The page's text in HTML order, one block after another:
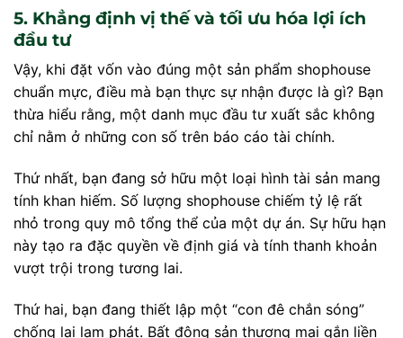
5. Khẳng định vị thế và tối ưu hóa lợi ích
đầu tư
Vậy, khi đặt vốn vào đúng một sản phẩm shophouse
chuẩn mực, điều mà bạn thực sự nhận được là gì? Bạn
thừa hiểu rằng, một danh mục đầu tư xuất sắc không
chỉ nằm ở những con số trên báo cáo tài chính.
Thứ nhất, bạn đang sở hữu một loại hình tài sản mang
tính khan hiếm. Số lượng shophouse chiếm tỷ lệ rất
nhỏ trong quy mô tổng thể của một dự án. Sự hữu hạn
này tạo ra đặc quyền về định giá và tính thanh khoản
vượt trội trong tương lai.
Thứ hai, bạn đang thiết lập một “con đê chắn sóng”
chống lại lạm phát. Bất động sản thương mại gắn liền